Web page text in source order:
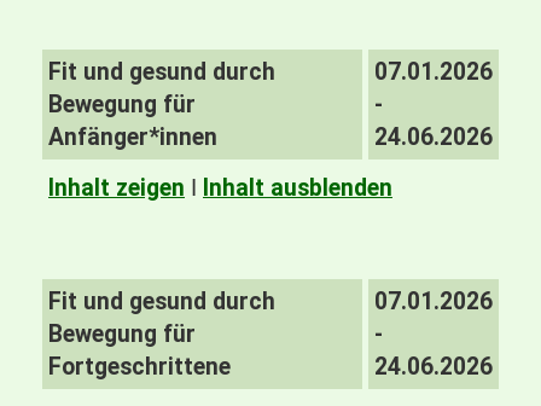
Fit und gesund durch
Bewegung für
Anfänger*innen
07.01.2026
-
24.06.2026
Inhalt zeigen I Inhalt ausblenden
Fit und gesund durch
Bewegung für
Fortgeschrittene
07.01.2026
-
24.06.2026